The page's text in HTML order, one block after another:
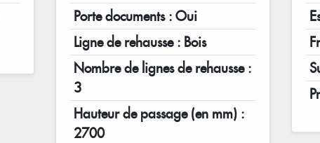
Porte documents : Oui
Ligne de rehausse : Bois
Nombre de lignes de rehausse :
3
Hauteur de passage (en mm) :
2700